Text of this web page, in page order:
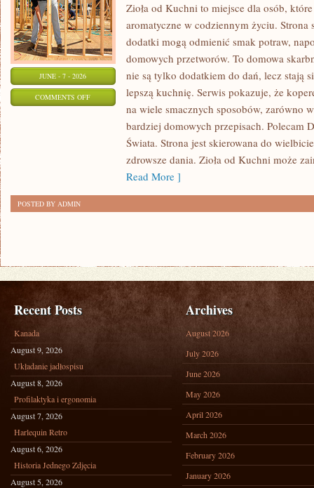
JUNE - 7 - 2026
COMMENTS OFFON
CZYTELNIKÓW
Zioła od Kuchni to miejsce dla osób,
aromatyczne w codziennym życiu.
dodatki mogą odmienić smak potraw,
domowych przetworów. To domowa
nie są tylko dodatkiem do dań, lecz stają
lepszą kuchnię. Serwis pokazuje, że
na wiele smacznych sposobów, zarówno
bardziej domowych przepisach. Polecam
Świata. Strona jest skierowana do
zdrowsze dania. Zioła od Kuchni może
Read More ]
POSTED BY ADMIN
Recent Posts
Kanada
August 9, 2026
Układanie jadłospisu
August 8, 2026
Profilaktyka i ergonomia
August 7, 2026
Harlequin Retro
August 6, 2026
Historia Jednego Zdjęcia
August 5, 2026
Archives
August 2026
July 2026
June 2026
May 2026
April 2026
March 2026
February 2026
January 2026